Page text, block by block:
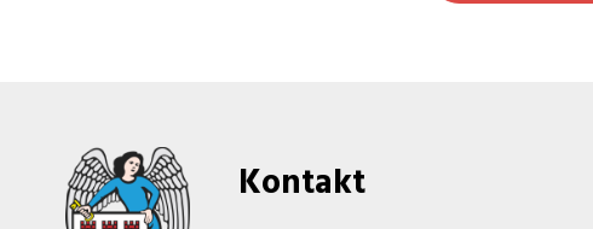
Kontakt